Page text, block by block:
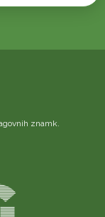
znamk.